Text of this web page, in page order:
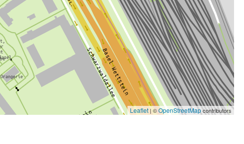
Leaflet | ©OpenStreetMapcontributors